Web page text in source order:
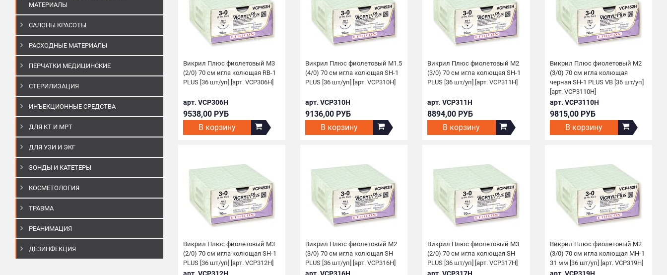
МАТЕРИАЛЫ
САЛОНЫ КРАСОТЫ
РАСХОДНЫЕ МАТЕРИАЛЫ
ПЕРЧАТКИ МЕДИЦИНСКИЕ
СТЕРИЛИЗАЦИЯ
ИНЪЕКЦИОННЫЕ СРЕДСТВА
ДЛЯ КТ И МРТ
ДЛЯ УЗИ И ЭКГ
ЗОНДЫ И КАТЕТЕРЫ
КОСМЕТОЛОГИЯ
ТРАВМА
РЕАНИМАЦИЯ
ДЕЗИНФЕКЦИЯ
Викрил Плюс фиолетовый М3
(2/0) 70 см игла колющая RB-1
PLUS [36 шт/уп] [арт. VCP306H]
арт. VCP306H
9538,00 РУБ
В корзину
Викрил Плюс фиолетовый М1.5
(4/0) 70 см игла колющая SH-1
PLUS [36 шт/уп] [арт. VCP310H]
арт. VCP310H
9136,00 РУБ
В корзину
Викрил Плюс фиолетовый М2
(3/0) 70 см игла колющая SH-1
PLUS [36 шт/уп] [арт. VCP311H]
арт. VCP311H
8894,00 РУБ
В корзину
Викрил Плюс фиолетовый M2
(3/0) 70 см игла колющая
черная SH-1 PLUS VB [36 шт/уп]
[арт. VCP3110H]
арт. VCP3110H
9815,00 РУБ
В корзину
Викрил Плюс фиолетовый М3
(2/0) 70 см игла колющая SH-1
PLUS [36 шт/уп] [арт. VCP312H]
арт. VCP312H
Викрил Плюс фиолетовый М2
(3/0) 70 см игла колющая SH
PLUS [36 шт/уп] [арт. VCP316H]
арт. VCP316H
Викрил Плюс фиолетовый М3
(2/0) 70 см игла колющая SH
PLUS [36 шт/уп] [арт. VCP317H]
арт. VCP317H
Викрил Плюс фиолетовый М2
(3/0) 70 см игла колющая МН-1
31 мм [36 шт/уп] [арт. VCP319H]
арт. VCP319H